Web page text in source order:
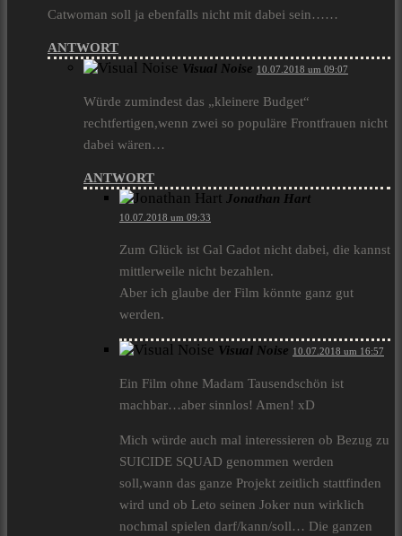
Catwoman soll ja ebenfalls nicht mit dabei sein……
ANTWORT
Visual Noise 10.07.2018 um 09:07
Würde zumindest das „kleinere Budget“
rechtfertigen,wenn zwei so populäre Frontfrauen nicht
dabei wären…
ANTWORT
Jonathan Hart
10.07.2018 um 09:33
Zum Glück ist Gal Gadot nicht dabei, die kannst
mittlerweile nicht bezahlen.
Aber ich glaube der Film könnte ganz gut
werden.
Visual Noise 10.07.2018 um 16:57
Ein Film ohne Madam Tausendschön ist
machbar…aber sinnlos! Amen! xD
Mich würde auch mal interessieren ob Bezug zu
SUICIDE SQUAD genommen werden
soll,wann das ganze Projekt zeitlich stattfinden
wird und ob Leto seinen Joker nun wirklich
nochmal spielen darf/kann/soll… Die ganzen